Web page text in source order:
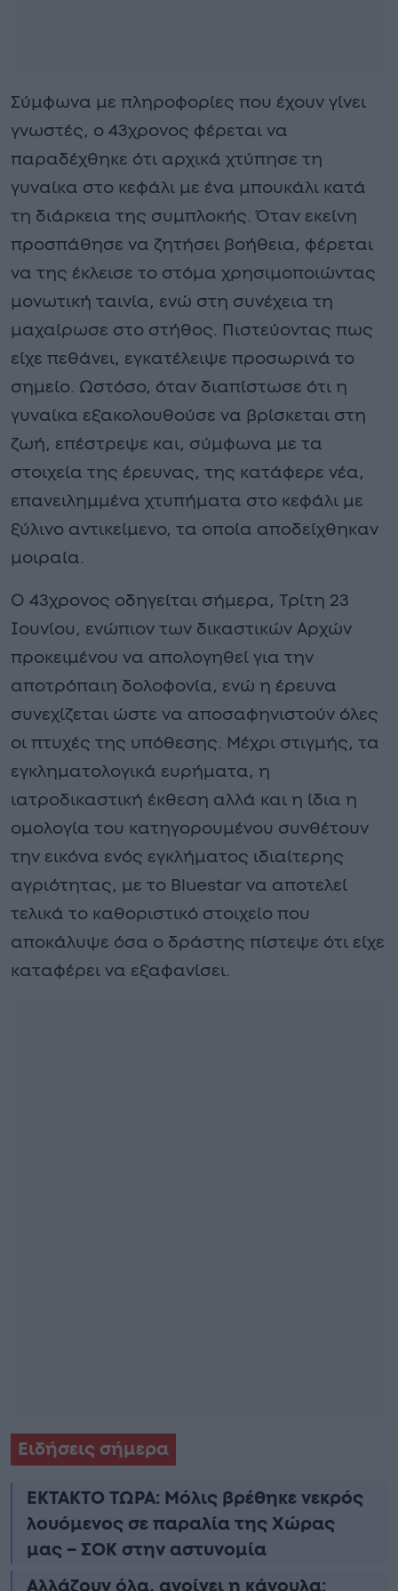
Σύμφωνα με πληροφορίες που έχουν γίνει
γνωστές, ο 43χρονος φέρεται να
παραδέχθηκε ότι αρχικά χτύπησε τη
γυναίκα στο κεφάλι με ένα μπουκάλι κατά
τη διάρκεια της συμπλοκής. Όταν εκείνη
προσπάθησε να ζητήσει βοήθεια, φέρεται
να της έκλεισε το στόμα χρησιμοποιώντας
μονωτική ταινία, ενώ στη συνέχεια τη
μαχαίρωσε στο στήθος. Πιστεύοντας πως
είχε πεθάνει, εγκατέλειψε προσωρινά το
σημείο. Ωστόσο, όταν διαπίστωσε ότι η
γυναίκα εξακολουθούσε να βρίσκεται στη
ζωή, επέστρεψε και, σύμφωνα με τα
στοιχεία της έρευνας, της κατάφερε νέα,
επανειλημμένα χτυπήματα στο κεφάλι με
ξύλινο αντικείμενο, τα οποία αποδείχθηκαν
μοιραία.
Ο 43χρονος οδηγείται σήμερα, Τρίτη 23
Ιουνίου, ενώπιον των δικαστικών Αρχών
προκειμένου να απολογηθεί για την
αποτρόπαιη δολοφονία, ενώ η έρευνα
συνεχίζεται ώστε να αποσαφηνιστούν όλες
οι πτυχές της υπόθεσης. Μέχρι στιγμής, τα
εγκληματολογικά ευρήματα, η
ιατροδικαστική έκθεση αλλά και η ίδια η
ομολογία του κατηγορουμένου συνθέτουν
την εικόνα ενός εγκλήματος ιδιαίτερης
αγριότητας, με το Bluestar να αποτελεί
τελικά το καθοριστικό στοιχείο που
αποκάλυψε όσα ο δράστης πίστεψε ότι είχε
καταφέρει να εξαφανίσει.
Ειδήσεις σήμερα
ΕΚΤΑΚΤΟ ΤΩΡΑ: Μόλις βρέθηκε νεκρός
λουόμενος σε παραλία της Χώρας
μας – ΣΟΚ στην αστυνομία
Αλλάζουν όλα, ανοίγει η κάνουλα: